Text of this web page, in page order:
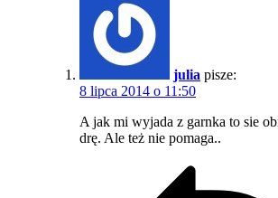
julia pisze:
8 lipca 2014 o 11:50
A jak mi wyjada z garnka to sie
drę. Ale też nie pomaga..